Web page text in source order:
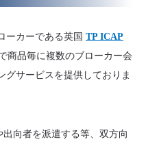
ーカーである英国 TP ICAP
商品毎に複数のブローカー会
グサービスを提供しておりま
向者を派遣する等、双方向